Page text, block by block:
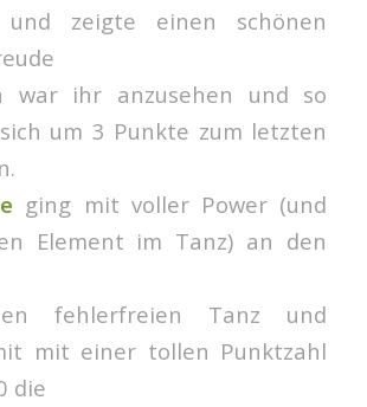
und zeigte einen schönen
war ihr anzusehen und so
um 3 Punkte zum letzten
ging mit voller Power (und
Element im Tanz) an den
fehlerfreien Tanz und
mit einer tollen Punktzahl
die